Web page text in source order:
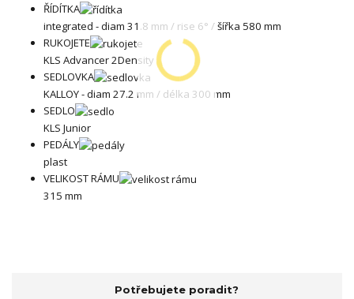
ŘÍDÍTKA
integrated - diam 31.8 mm / rise 6° / šířka 580 mm
RUKOJETE
KLS Advancer 2Density
SEDLOVKA
KALLOY - diam 27.2 mm / délka 300 mm
SEDLO
KLS Junior
PEDÁLY
plast
VELIKOST RÁMU
315 mm
Potřebujete poradit?